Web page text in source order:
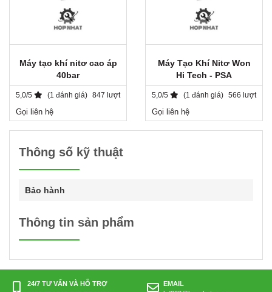
Máy tạo khí nitơ cao áp
40bar
5,0/5 (1 đánh giá) 847 lượt
Gọi liên hệ
Máy Tạo Khí Nitơ Won
Hi Tech - PSA
5,0/5 (1 đánh giá) 566 lượt
Gọi liên hệ
Thông số kỹ thuật
Bảo hành
Thông tin sản phẩm
24/7 TƯ VẤN VÀ HỖ TRỢ
EMAIL